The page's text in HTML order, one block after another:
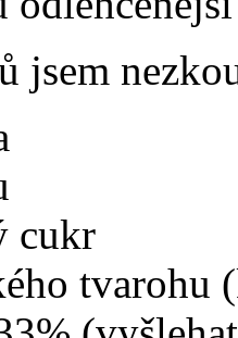
jsem
cukr
tvarohu